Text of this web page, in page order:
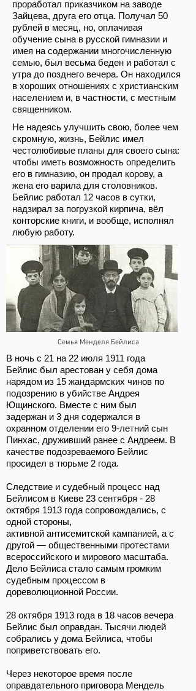
проработал приказчиком на заводе
Зайцева, друга его отца. Получал 50
рублей в месяц, но, оплачивая
обучение сына в русской гимназии и
имея на содержании многочисленную
семью, был весьма беден и работал с
утра до позднего вечера. Он находился
в хороших отношениях с христианским
населением и, в частности, с местным
священником.
Не надеясь улучшить свою, более чем
скромную, жизнь, Бейлис имел
честолюбивые планы для своего сына:
чтобы иметь возможность определить
его в гимназию, он продал корову, а
жена его варила для столовников.
Бейлис работал 12 часов в сутки,
надзирал за погрузкой кирпича, вёл
конторские книги, и вообще, исполнял
любую работу.
Семья Менделя Бейлиса
В ночь с 21 на 22 июля 1911 года
Бейлис был арестован у себя дома
нарядом из 15 жандармских чинов по
подозрению в убийстве Андрея
Ющинского. Вместе с ним был
задержан и 3 дня содержался в
охранном отделении его 9-летний сын
Пинхас, друживший ранее с Андреем. В
качестве подозреваемого Бейлис
просидел в тюрьме 2 года.
Следствие и судебный процесс над
Бейлисом в Киеве 23 сентября - 28
октября 1913 года сопровождались, с
одной стороны,
активной антисемитской кампанией, а с
другой — общественными протестами
всероссийского и мирового масштаба.
Дело Бейлиса стало самым громким
судебным процессом в
дореволюционной России.
28 октября 1913 года в 18 часов вечера
Бейлис был оправдан. Тысячи людей
собрались у дома Бейлиса, чтобы
поприветствовать его.
Через некоторое время после
оправдательного приговора Мендель